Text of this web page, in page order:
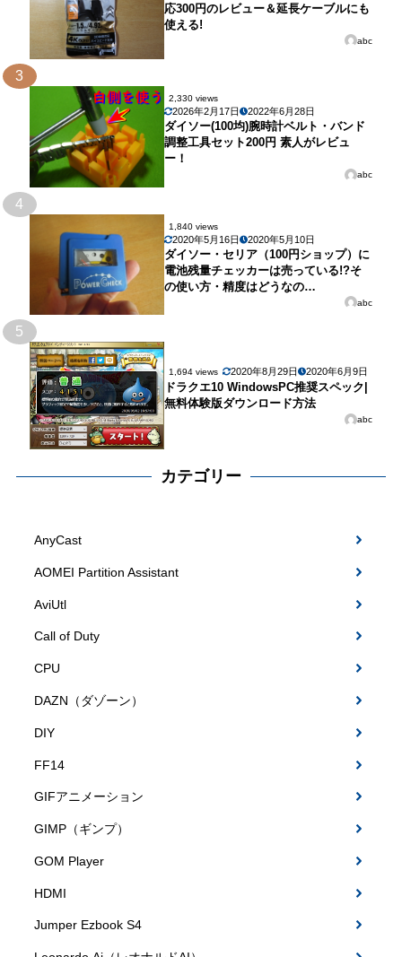
応300円のレビュー＆延長ケーブルにも
使える!
abc
3
2,330 views
2026年2月17日 2022年6月28日
ダイソー(100均)腕時計ベルト・バンド
調整工具セット200円 素人がレビュ
ー！
abc
4
1,840 views
2020年5月16日 2020年5月10日
ダイソー・セリア（100円ショップ）に
電池残量チェッカーは売っている!?そ
の使い方・精度はどうなの…
abc
5
1,694 views 2020年8月29日 2020年6月9日
ドラクエ10 WindowsPC推奨スペック|
無料体験版ダウンロード方法
abc
カテゴリー
AnyCast
AOMEI Partition Assistant
AviUtl
Call of Duty
CPU
DAZN（ダゾーン）
DIY
FF14
GIFアニメーション
GIMP（ギンプ）
GOM Player
HDMI
Jumper Ezbook S4